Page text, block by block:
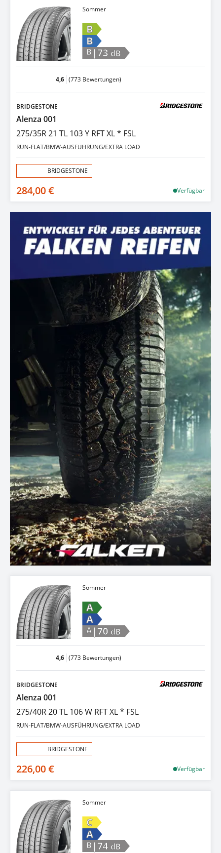
Sommer
B
B
B |73 dB
4,6 (773 Bewertungen)
BRIDGESTONE
Alenza 001
275/35R 21 TL 103 Y RFT XL * FSL
RUN-FLAT/BMW-AUSFÜHRUNG/EXTRA LOAD
BRIDGESTONE
284,00 € Verfügbar
Sommer
A
A
A |70 dB
4,6 (773 Bewertungen)
BRIDGESTONE
Alenza 001
275/40R 20 TL 106 W RFT XL * FSL
RUN-FLAT/BMW-AUSFÜHRUNG/EXTRA LOAD
BRIDGESTONE
226,00 € Verfügbar
Sommer
C
A
B |74 dB